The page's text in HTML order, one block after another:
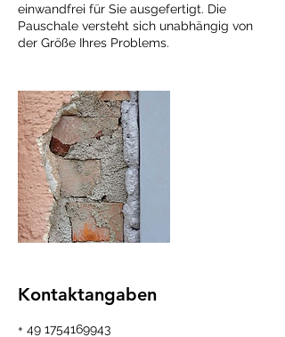
einwandfrei für Sie ausgefertigt. Die
Pauschale versteht sich unabhängig von
der Größe Ihres Problems.
Kontaktangaben
+ 49 1754169943